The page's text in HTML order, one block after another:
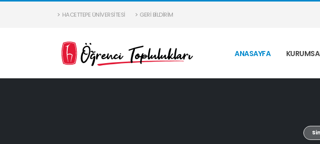
HACETTEPE ÜNIVERSITESI GERI BILDIRIM
ANASAYFA